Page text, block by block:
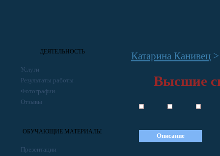
ДЕЯТЕЛЬНОСТЬ
Услуги
Результаты работы
Фотографии
Отзывы
ОБУЧАЮЩИЕ МАТЕРИАЛЫ
Презентации
Катарина Канивец
Высшие
Описание